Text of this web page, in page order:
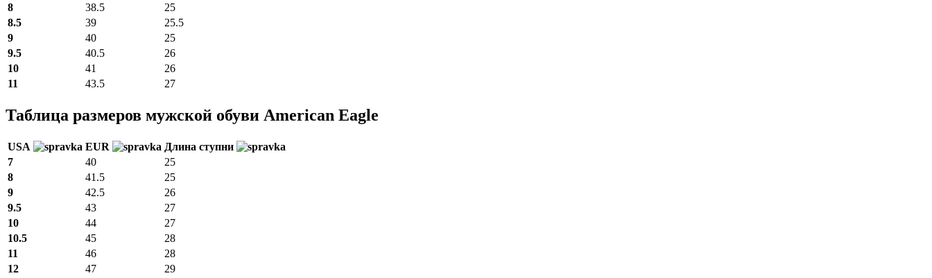
8
38.5
25
8.5
39
25.5
9
40
25
9.5
40.5
26
10
41
26
11
43.5 27
Таблица размеров мужской обуви American Eagle
USA EUR
Длина ступни
7
40
25
8
41.5
25
9
42.5
26
9.5
43
27
10
44
27
10.5
45
28
11
46
28
12
47
29